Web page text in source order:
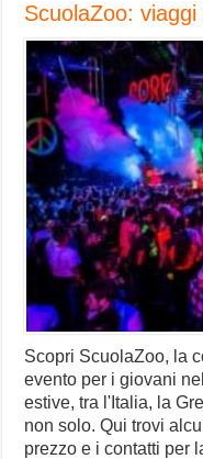
ScuolaZoo:
Scopri ScuolaZoo, la
evento per i giovani
estive, tra l'Italia, la
non solo. Qui trovi
prezzo e i contatti per